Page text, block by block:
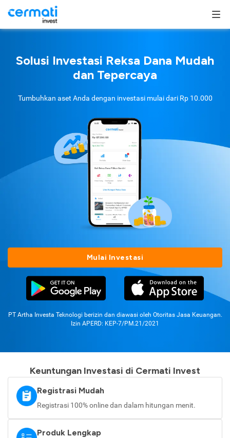
Solusi Investasi Reksa Dana Mudah
dan Tepercaya
Tumbuhkan aset Anda dengan investasi mulai dari Rp 10.000
Mulai Investasi
PT Artha Investa Teknologi berizin dan diawasi oleh Otoritas Jasa Keuangan.
Izin APERD: KEP-7/PM.21/2021
Keuntungan Investasi di Cermati Invest
Registrasi Mudah
Registrasi 100% online dan dalam hitungan menit.
Produk Lengkap